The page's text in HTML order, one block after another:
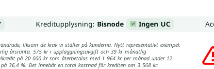
Kreditupplysning: Bisnode Ingen UC
liksom de krav vi ställer på kunderna. Nytt representativt exempel:
årsränta, 575 kr i uppläggningsavgift och 39 kr månatlig
på 20 000 kr som återbetalas med 1 964 kr per månad under 12
36,4 %. Det innebär en total kostnad för krediten om 3 568 kr.